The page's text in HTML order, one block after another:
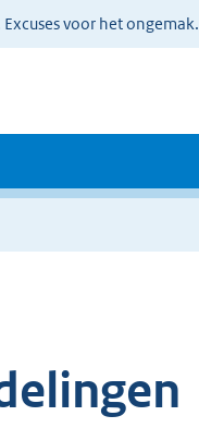
voor het ongemak.